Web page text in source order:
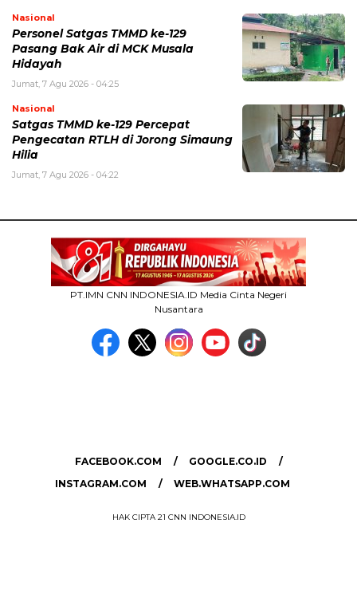
Nasional
Personel Satgas TMMD ke-129
Pasang Bak Air di MCK Musala
Hidayah
Jumat, 7 Agu 2026 - 04:25
Nasional
Satgas TMMD ke-129 Percepat
Pengecatan RTLH di Jorong Simaung
Hilia
Jumat, 7 Agu 2026 - 04:22
PT.IMN CNN INDONESIA.ID Media Cinta Negeri
Nusantara
FACEBOOK.COM
GOOGLE.CO.ID
INSTAGRAM.COM
WEB.WHATSAPP.COM
HAK CIPTA 21 CNN INDONESIA.ID